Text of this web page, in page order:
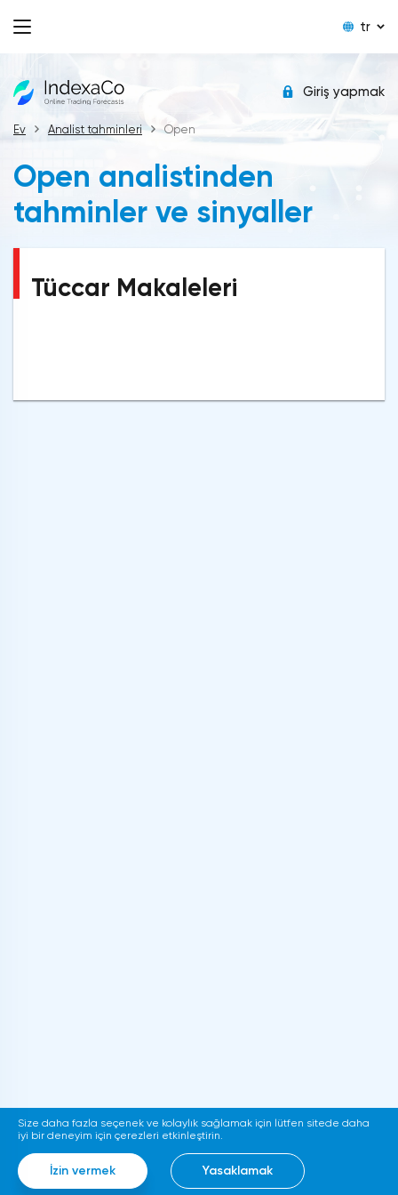
tr
Giriş yapmak
Ev Analist tahminleri Open
Open analistinden
tahminler ve sinyaller
Tüccar Makaleleri
Size daha fazla seçenek ve kolaylık sağlamak için lütfen sitede daha
iyi bir deneyim için çerezleri etkinleştirin.
İzin vermek Yasaklamak